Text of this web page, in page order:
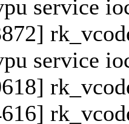
service
service